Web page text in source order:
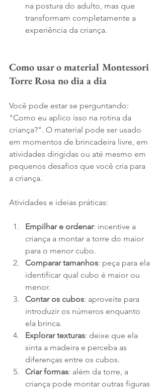
na postura do adulto, mas que
transformam completamente a
experiência da criança.
Como usar o material Montessori
Torre Rosa no dia a dia
Você pode estar se perguntando:
"Como eu aplico isso na rotina da
criança?". O material pode ser usado
em momentos de brincadeira livre, em
atividades dirigidas ou até mesmo em
pequenos desafios que você cria para
a criança.
Atividades e ideias práticas:
Empilhar e ordenar: incentive a
criança a montar a torre do maior
para o menor cubo.
Comparar tamanhos: peça para ela
identificar qual cubo é maior ou
menor.
Contar os cubos: aproveite para
introduzir os números enquanto
ela brinca.
Explorar texturas: deixe que ela
sinta a madeira e perceba as
diferenças entre os cubos.
Criar formas: além da torre, a
criança pode montar outras figuras